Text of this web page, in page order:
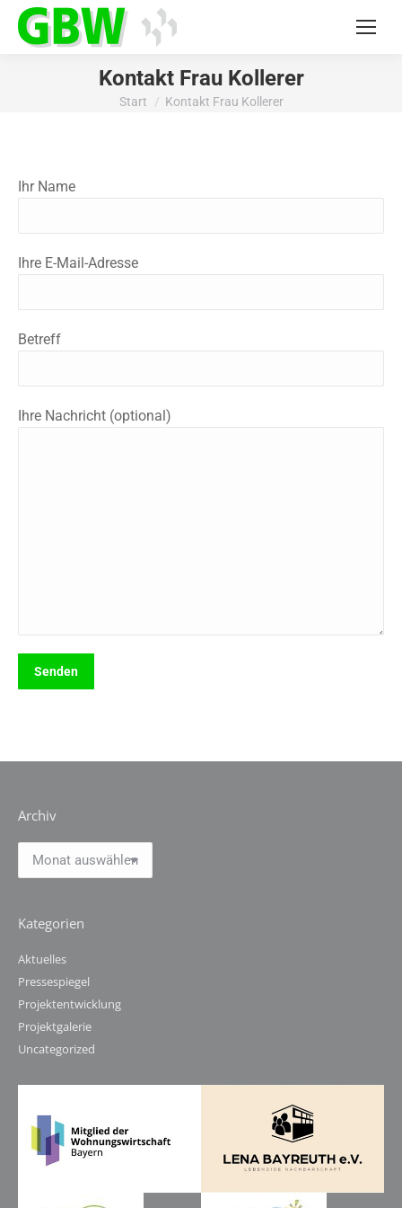
Kontakt Frau Kollerer
Sie befinden sich hier:
Start Kontakt Frau Kollerer
Ihr Name
Ihre E-Mail-Adresse
Betreff
Ihre Nachricht (optional)
Archiv
Kategorien
Aktuelles
Pressespiegel
Projektentwicklung
Projektgalerie
Uncategorized